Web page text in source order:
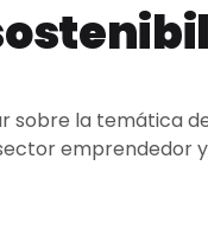
sobre la temática
emprendedor